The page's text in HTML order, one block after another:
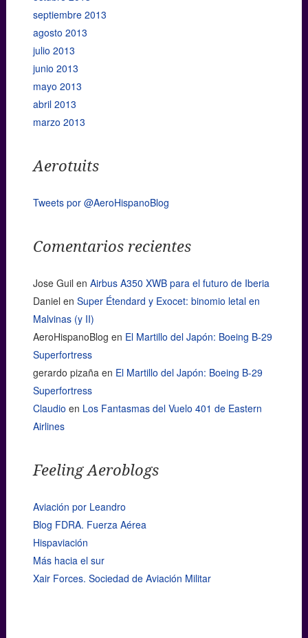
septiembre 2013
agosto 2013
julio 2013
junio 2013
mayo 2013
abril 2013
marzo 2013
Aerotuits
Tweets por @AeroHispanoBlog
Comentarios recientes
Jose Guil en Airbus A350 XWB para el futuro de Iberia
Daniel en Super Étendard y Exocet: binomio letal en
Malvinas (y II)
AeroHispanoBlog en El Martillo del Japón: Boeing B-29
Superfortress
gerardo pizaña en El Martillo del Japón: Boeing B-29
Superfortress
Claudio en Los Fantasmas del Vuelo 401 de Eastern
Airlines
Feeling Aeroblogs
Aviación por Leandro
Blog FDRA. Fuerza Aérea
Hispaviación
Más hacia el sur
Xair Forces. Sociedad de Aviación Militar